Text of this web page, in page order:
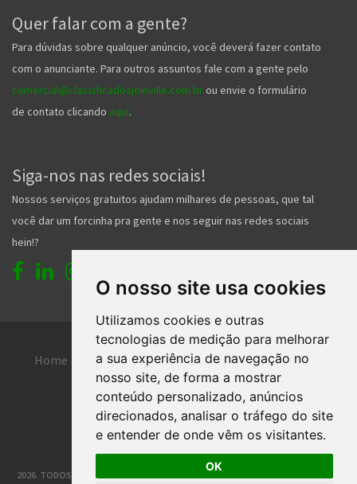
O nosso site usa cookies
Utilizamos cookies e outras
tecnologias de medição para melhorar
a sua experiência de navegação no
nosso site, de forma a mostrar
conteúdo personalizado, anúncios
direcionados, analisar o tráfego do site
e entender de onde vêm os visitantes.
OK
Quer falar com a gente?
Para dúvidas sobre qualquer anúncio, você deverá fazer contato
com o anunciante. Para outros assuntos fale com a gente pelo
comercial@classificadosjoinville.com.br ou envie o formulário
de contato clicando aqui.
Siga-nos nas redes sociais!
Nossos serviços gratuitos ajudam milhares de pessoas, que tal
você dar um forcinha pra gente e nos seguir nas redes sociais
hein!?
Home Entrar Faça seu cadastro
Contato Central de ajuda
Termos de uso Inserir anúncio grátis
2026. TODOS OS DIREITOS RESERVADOS. | DESENVOLVIMENTO E HOSPEDAGEM